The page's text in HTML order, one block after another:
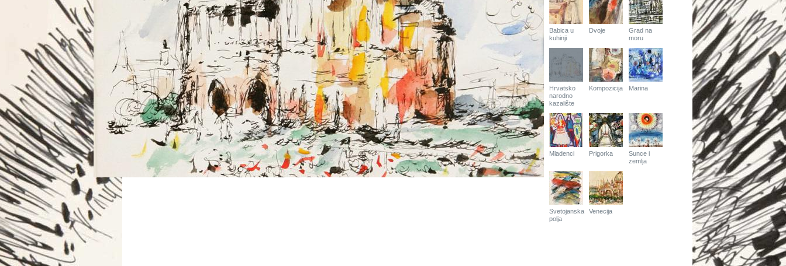
Babica u
kuhinji
Dvoje
Grad na
moru
Hrvatsko
narodno
kazalište
Kompozicija Marina
Mladenci Prigorka
Sunce i
zemlja
Svetojanska
polja
Venecija